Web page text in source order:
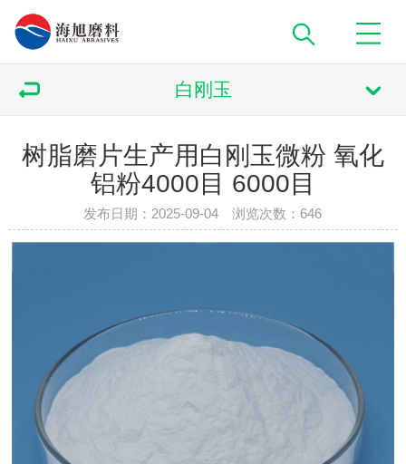
白刚玉
树脂磨片生产用白刚玉微粉 氧化
铝粉4000目 6000目
发布日期：2025-09-04 浏览次数： 646